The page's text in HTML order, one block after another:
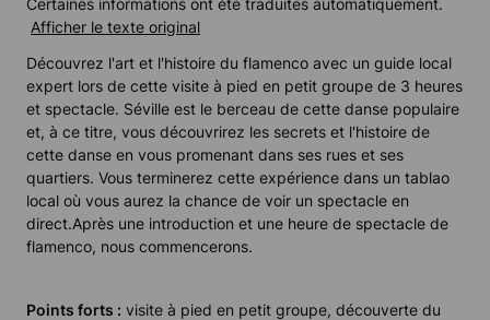
Certaines informations ont été traduites automatiquement.
Afficher le texte original
Découvrez l'art et l'histoire du flamenco avec un guide local
expert lors de cette visite à pied en petit groupe de 3 heures
et spectacle. Séville est le berceau de cette danse populaire
et, à ce titre, vous découvrirez les secrets et l'histoire de
cette danse en vous promenant dans ses rues et ses
quartiers. Vous terminerez cette expérience dans un tablao
local où vous aurez la chance de voir un spectacle en
direct.Après une introduction et une heure de spectacle de
flamenco, nous commencerons.
Points forts : visite à pied en petit groupe, découverte du